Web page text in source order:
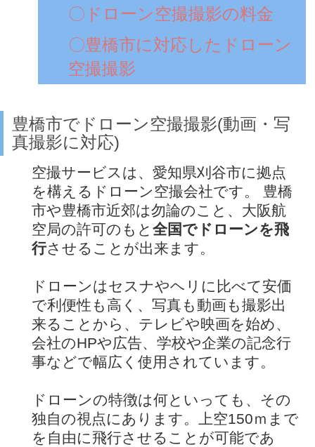
〇ドローン空撮撮影の料金
〇豊橋市に対応したドローン
空撮撮影
豊橋市でドローン空撮撮影(動画・写
真撮影に対応)
空撮サービスは、愛知県刈谷市に拠点
を構えるドローン空撮会社です。 豊橋
市や豊橋市近郊は勿論のこと、大阪航
空局の許可のもと 全国でドローンを飛
行させることが出来ます。
ドローンはセスナやヘリに比べて安価
で利便性も高く、写真も動画も撮影出
来ることから、テレビや映画を始め、
会社のHPや広告、学校や企業の記念行
事などで幅広く使用されています。
ドローンの特徴は何といっても、その
独自の視点にあります。上空150ｍまで
を自由に飛行させることが可能であ